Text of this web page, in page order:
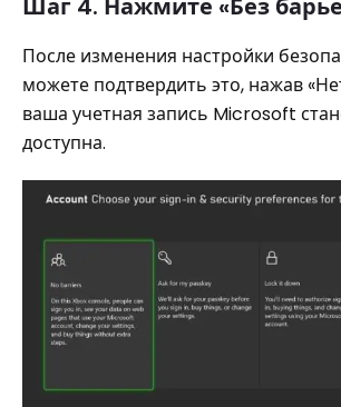
Шаг 4. Нажмите «Без
После изменения настройки
можете подтвердить это, нажав
ваша учетная запись Microsoft
доступна.